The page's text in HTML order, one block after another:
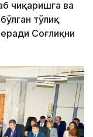
чиқаришга ва
тўлиқ
Соғлиқни